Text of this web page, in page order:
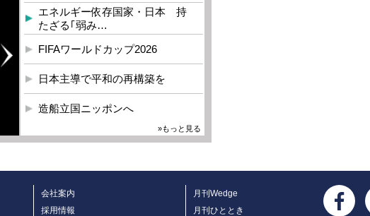
エネルギー依存国家・日本 持
たざる｢弱み…
FIFAワールドカップ2026
日本主導で平和の再構築を
造船立国ニッポンへ
»もっと見る
会社案内
採用情報
月刊Wedge
月刊ひととき